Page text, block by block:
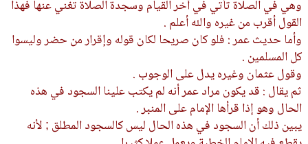
وهي في الصلاة تأتي في آخر القيام وسجدة الصلاة تغني عنها فهذا
القول أقرب من غيره والله أعلم .
وأما حديث عمر : فلو كان صريحا لكان قوله وإقرار من حضر وليسوا
كل المسلمين .
وقول عثمان وغيره يدل على الوجوب .
ثم يقال : قد يكون مراد عمر أنه لم يكتب علينا السجود في هذه
الحال وهو إذا قرأها الإمام على المنبر .
يبين ذلك أن السجود في هذه الحال ليس كالسجود المطلق ; لأنه